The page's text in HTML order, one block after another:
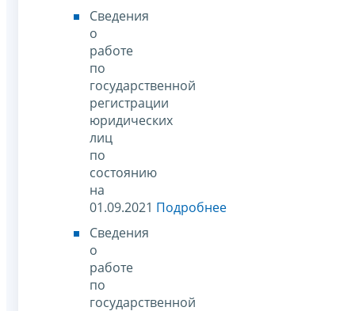
Сведения
о
работе
по
государственной
регистрации
юридических
лиц
по
состоянию
на
01.09.2021 Подробнее
Сведения
о
работе
по
государственной